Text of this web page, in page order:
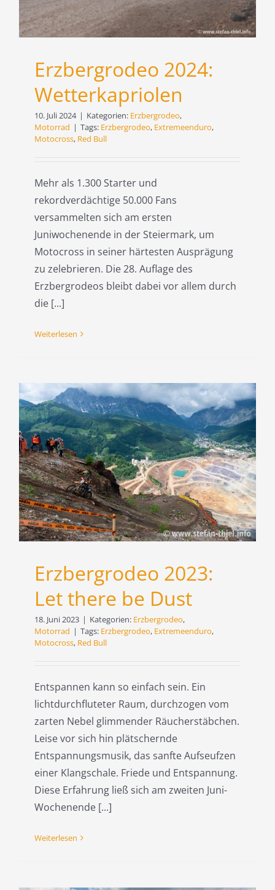
Erzbergrodeo 2024:
Wetterkapriolen
10. Juli 2024 | Kategorien: Erzbergrodeo,
Motorrad | Tags: Erzbergrodeo, Extremeenduro,
Motocross, Red Bull
Mehr als 1.300 Starter und
rekordverdächtige 50.000 Fans
versammelten sich am ersten
Juniwochenende in der Steiermark, um
Motocross in seiner härtesten Ausprägung
zu zelebrieren. Die 28. Auflage des
Erzbergrodeos bleibt dabei vor allem durch
die [...]
Weiterlesen
Erzbergrodeo 2023:
Let there be Dust
18. Juni 2023 | Kategorien: Erzbergrodeo,
Motorrad | Tags: Erzbergrodeo, Extremeenduro,
Motocross, Red Bull
Entspannen kann so einfach sein. Ein
lichtdurchfluteter Raum, durchzogen vom
zarten Nebel glimmender Räucherstäbchen.
Leise vor sich hin plätschernde
Entspannungsmusik, das sanfte Aufseufzen
einer Klangschale. Friede und Entspannung.
Diese Erfahrung ließ sich am zweiten Juni-
Wochenende [...]
Weiterlesen